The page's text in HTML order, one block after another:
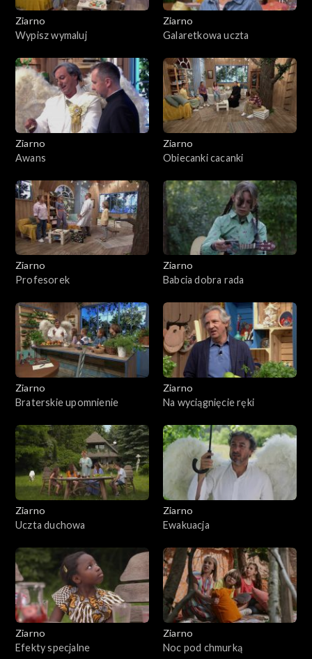
Ziarno
Wypisz wymaluj
Ziarno
Galaretkowa uczta
Ziarno
Awans
Ziarno
Obiecanki cacanki
Ziarno
Profesorek
Ziarno
Babcia dobra rada
Ziarno
Braterskie upomnienie
Ziarno
Na wyciągnięcie ręki
Ziarno
Uczta duchowa
Ziarno
Ewakuacja
Ziarno
Efekty specjalne
Ziarno
Noc pod chmurką